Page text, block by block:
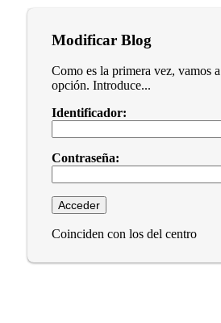
Modificar Blog
Como es la primera vez, vamos a
opción. Introduce...
Identificador:
Contraseña:
Coinciden con los del centro